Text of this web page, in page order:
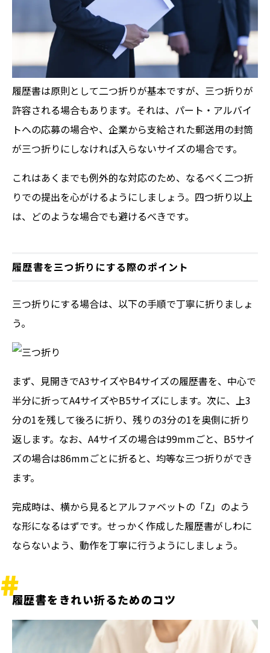
履歴書は原則として二つ折りが基本ですが、三つ折りが
許容される場合もあります。それは、パート・アルバイ
トへの応募の場合や、企業から支給された郵送用の封筒
が三つ折りにしなければ入らないサイズの場合です。
これはあくまでも例外的な対応のため、なるべく二つ折
りでの提出を心がけるようにしましょう。四つ折り以上
は、どのような場合でも避けるべきです。
履歴書を三つ折りにする際のポイント
三つ折りにする場合は、以下の手順で丁寧に折りましょ
う。
まず、見開きでA3サイズやB4サイズの履歴書を、中心で
半分に折ってA4サイズやB5サイズにします。次に、上3
分の1を残して後ろに折り、残りの3分の1を奥側に折り
返します。なお、A4サイズの場合は99mmごと、B5サイ
ズの場合は86mmごとに折ると、均等な三つ折りができ
ます。
完成時は、横から見るとアルファベットの「Z」のよう
な形になるはずです。せっかく作成した履歴書がしわに
ならないよう、動作を丁寧に行うようにしましょう。
履歴書をきれい折るためのコツ